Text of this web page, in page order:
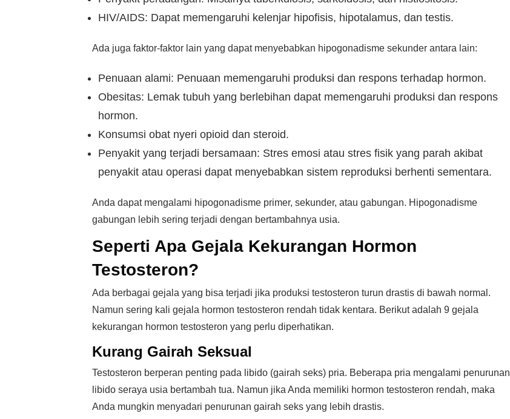
HIV/AIDS: Dapat memengaruhi kelenjar hipofisis, hipotalamus, dan testis.
Ada juga faktor-faktor lain yang dapat menyebabkan hipogonadisme sekunder antara lain:
Penuaan alami: Penuaan memengaruhi produksi dan respons terhadap hormon.
Obesitas: Lemak tubuh yang berlebihan dapat memengaruhi produksi dan respons
hormon.
Konsumsi obat nyeri opioid dan steroid.
Penyakit yang terjadi bersamaan: Stres emosi atau stres fisik yang parah akibat
penyakit atau operasi dapat menyebabkan sistem reproduksi berhenti sementara.
Anda dapat mengalami hipogonadisme primer, sekunder, atau gabungan. Hipogonadisme
gabungan lebih sering terjadi dengan bertambahnya usia.
Seperti Apa Gejala Kekurangan Hormon
Testosteron?
Ada berbagai gejala yang bisa terjadi jika produksi testosteron turun drastis di bawah normal.
Namun sering kali gejala hormon testosteron rendah tidak kentara. Berikut adalah 9 gejala
kekurangan hormon testosteron yang perlu diperhatikan.
Kurang Gairah Seksual
Testosteron berperan penting pada libido (gairah seks) pria. Beberapa pria mengalami penurunan
libido seraya usia bertambah tua. Namun jika Anda memiliki hormon testosteron rendah, maka
Anda mungkin menyadari penurunan gairah seks yang lebih drastis.